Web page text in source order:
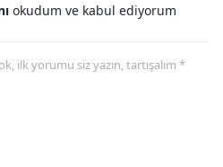
okudum ve kabul ediyorum
ilk yorumu siz yazın, tartışalım *